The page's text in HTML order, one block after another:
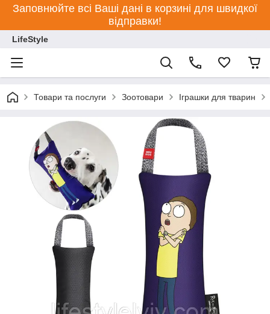
Заповнюйте всі Ваші дані в корзині для швидкої
відправки!
LifeStyle
Товари та послуги Зоотовари Іграшки для тварин